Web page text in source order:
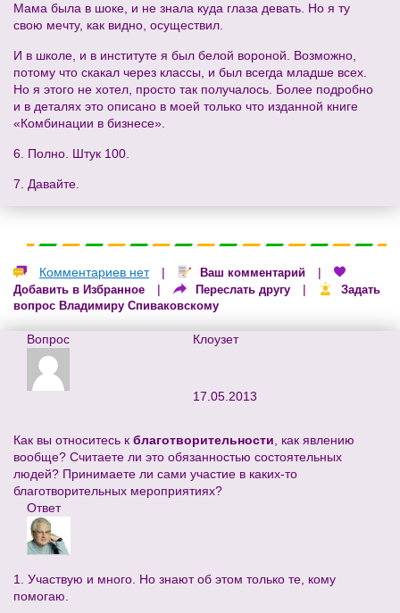
Мама была в шоке, и не знала куда глаза девать. Но я ту
свою мечту, как видно, осуществил.
И в школе, и в институте я был белой вороной. Возможно,
потому что скакал через классы, и был всегда младше всех.
Но я этого не хотел, просто так получалось. Более подробно
и в деталях это описано в моей только что изданной книге
«Комбинации в бизнесе».
6. Полно. Штук 100.
7. Давайте.
Комментариев нет | Ваш комментарий |
Добавить в Избранное | Переслать другу |
Задать
вопрос Владимиру Спиваковскому
Вопрос Клоузет
17.05.2013
Как вы относитесь к благотворительности , как явлению
вообще? Считаете ли это обязанностью состоятельных
людей? Принимаете ли сами участие в каких-то
благотворительных мероприятиях?
Ответ
1. Участвую и много. Но знают об этом только те, кому
помогаю.